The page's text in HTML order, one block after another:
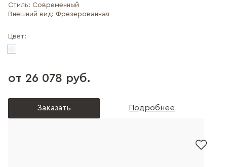
Стиль: Современный
Внешний вид: Фрезерованная
Цвет:
от 26 078 руб.
Заказать Подробнее